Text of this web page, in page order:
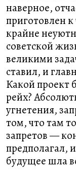
наверное,
приготовлен
крайне
советской
великими
ставил, и
Какой проект
рейх?
угнетения,
том, что там
запретов —
предполагал,
будущее шла